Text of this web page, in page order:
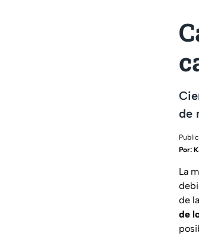
de
Por:
La
de
de